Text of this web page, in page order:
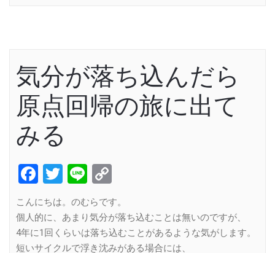
気分が落ち込んだら
原点回帰の旅に出て
みる
Facebook
Twitter
Line
Link
こんにちは。のむらです。
個人的に、あまり気分が落ち込むことは無いのですが、
4年に1回くらいは落ち込むことがあるような気がします。
短いサイクルで浮き沈みがある場合には、